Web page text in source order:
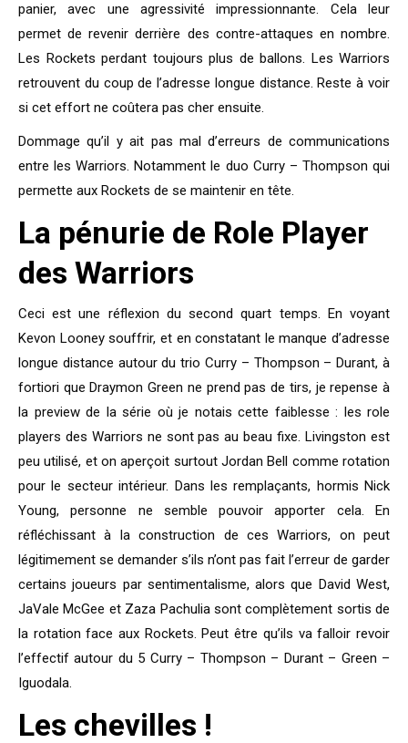
panier, avec une agressivité impressionnante. Cela leur
permet de revenir derrière des contre-attaques en nombre.
Les Rockets perdant toujours plus de ballons. Les Warriors
retrouvent du coup de l’adresse longue distance. Reste à voir
si cet effort ne coûtera pas cher ensuite.
Dommage qu’il y ait pas mal d’erreurs de communications
entre les Warriors. Notamment le duo Curry – Thompson qui
permette aux Rockets de se maintenir en tête.
La pénurie de Role Player
des Warriors
Ceci est une réflexion du second quart temps. En voyant
Kevon Looney souffrir, et en constatant le manque d’adresse
longue distance autour du trio Curry – Thompson – Durant, à
fortiori que Draymon Green ne prend pas de tirs, je repense à
la preview de la série où je notais cette faiblesse : les role
players des Warriors ne sont pas au beau fixe. Livingston est
peu utilisé, et on aperçoit surtout Jordan Bell comme rotation
pour le secteur intérieur. Dans les remplaçants, hormis Nick
Young, personne ne semble pouvoir apporter cela. En
réfléchissant à la construction de ces Warriors, on peut
légitimement se demander s’ils n’ont pas fait l’erreur de garder
certains joueurs par sentimentalisme, alors que David West,
JaVale McGee et Zaza Pachulia sont complètement sortis de
la rotation face aux Rockets. Peut être qu’ils va falloir revoir
l’effectif autour du 5 Curry – Thompson – Durant – Green –
Iguodala.
Les chevilles !